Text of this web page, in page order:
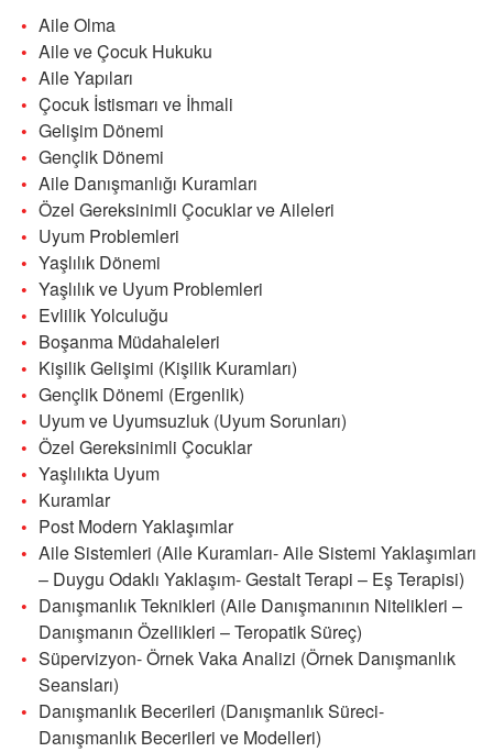
Aile Olma
Aile ve Çocuk Hukuku
Aile Yapıları
Çocuk İstismarı ve İhmali
Gelişim Dönemi
Gençlik Dönemi
Aile Danışmanlığı Kuramları
Özel Gereksinimli Çocuklar ve Aileleri
Uyum Problemleri
Yaşlılık Dönemi
Yaşlılık ve Uyum Problemleri
Evlilik Yolculuğu
Boşanma Müdahaleleri
Kişilik Gelişimi (Kişilik Kuramları)
Gençlik Dönemi (Ergenlik)
Uyum ve Uyumsuzluk (Uyum Sorunları)
Özel Gereksinimli Çocuklar
Yaşlılıkta Uyum
Kuramlar
Post Modern Yaklaşımlar
Aile Sistemleri (Aile Kuramları- Aile Sistemi Yaklaşımları
– Duygu Odaklı Yaklaşım- Gestalt Terapi – Eş Terapisi)
Danışmanlık Teknikleri (Aile Danışmanının Nitelikleri –
Danışmanın Özellikleri – Teropatik Süreç)
Süpervizyon- Örnek Vaka Analizi (Örnek Danışmanlık
Seansları)
Danışmanlık Becerileri (Danışmanlık Süreci-
Danışmanlık Becerileri ve Modelleri)